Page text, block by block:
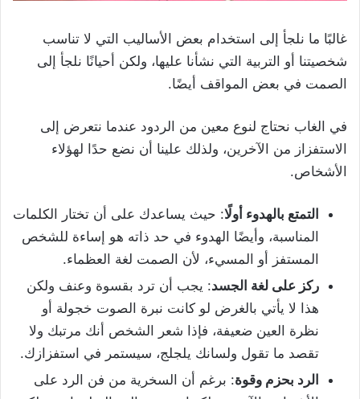
غالبًا ما نلجأ إلى استخدام بعض الأساليب التي لا تناسب
شخصيتنا أو التربية التي نشأنا عليها، ولكن أحيانًا نلجأ إلى
الصمت في بعض المواقف أيضًا.
في الغاب نحتاج لنوع معين من الردود عندما نتعرض إلى
الاستفزاز من الآخرين، ولذلك علينا أن نضع حدًا لهؤلاء
الأشخاص.
التمتع بالهدوء أولًا: حيث يساعدك على أن تختار الكلمات
المناسبة، وأيضًا الهدوء في حد ذاته هو إساءة للشخص
المستفز أو المسيء، لأن الصمت لغة العظماء.
ركز على لغة الجسد: يجب أن ترد بقسوة وعنف ولكن
هذا لا يأتي بالغرض لو كانت نبرة الصوت خجولة أو
نظرة العين ضعيفة، فإذا شعر الشخص أنك مرتبك ولا
تقصد ما تقول ولسانك يلجلج، سيستمر في استفزازك.
الرد بحزم وقوة: برغم أن السخرية من فن الرد على